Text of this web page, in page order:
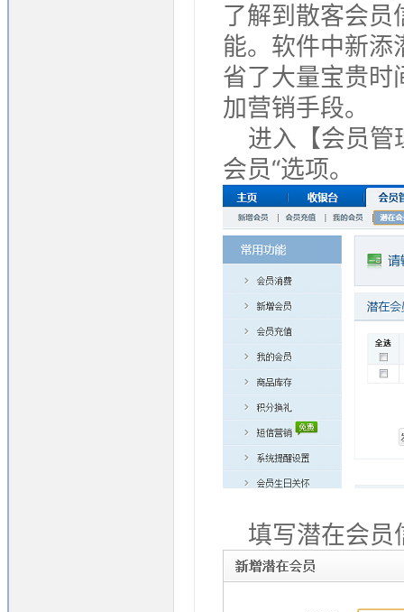
了解到散客会员
能。软件中新添
省了大量宝贵时
加营销手段。
进入【会员管
会员“选项。
填写潜在会员